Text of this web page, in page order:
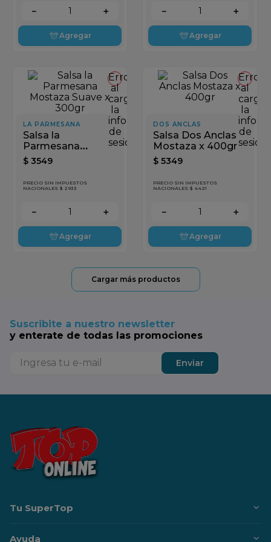
＋
－
Agregar
＋
－
Agregar
Error
al
cargar
la
información
de
sesión
LA PARMESANA
Salsa la
Parmesana
Mostaza Suave x
300gr
$ 3549
PRECIO SIN IMPUESTOS
NACIONALES $ 2933
＋
－
Agregar
Error
al
cargar
la
de
sesión
DOS ANCLAS
Salsa Dos Anclas
Mostaza x 400gr
$ 5349
PRECIO SIN IMPUESTOS
NACIONALES $ 4421
＋
－
Agregar
Suscribite a nuestro newsletter
y enterate de todas las promociones
Enviar
Tu SuperTop
Ayuda